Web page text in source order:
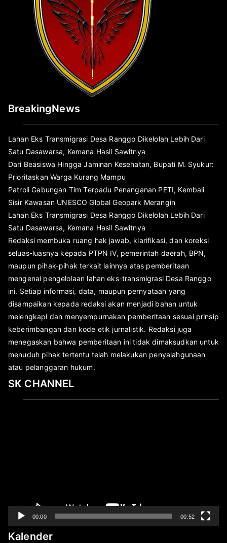
BreakingNews
Lahan Eks Transmigrasi Desa Ranggo Dikelolah Lebih Dari
Satu Dasawarsa, Kemana Hasil Sawitnya
Dari Beasiswa Hingga Jaminan Kesehatan, Bupati M. Syukur:
Prioritaskan Warga Kurang Mampu
Patroli Gabungan Tim Terpadu Penanganan PETI, Kembali
Sisir Kawasan UNESCO Global Geopark Merangin
Lahan Eks Transmigrasi Desa Ranggo Dikelolah Lebih Dari
Satu Dasawarsa, Kemana Hasil Sawitnya
Redaksi membuka ruang hak jawab, klarifikasi, dan koreksi
seluas-luasnya kepada PTPN IV, pemerintah daerah, BPN,
maupun pihak-pihak terkait lainnya atas pemberitaan
mengenai pengelolaan lahan eks-transmigrasi Desa Ranggo
ini. Setiap informasi, data, maupun pernyataan yang
disampaikan kepada redaksi akan menjadi bahan untuk
melengkapi dan menyempurnakan pemberitaan sesuai prinsip
keberimbangan dan kode etik jurnalistik. Redaksi juga
menegaskan bahwa pemberitaan ini tidak dimaksudkan untuk
menuduh pihak tertentu telah melakukan penyalahgunaan
atau pelanggaran hukum.
SK CHANNEL
00:00 00:52
Kalender